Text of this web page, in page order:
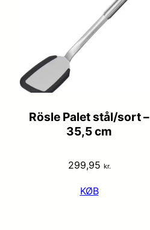
Rösle Palet stål/sort –
35,5 cm
299,95 kr.
KØB